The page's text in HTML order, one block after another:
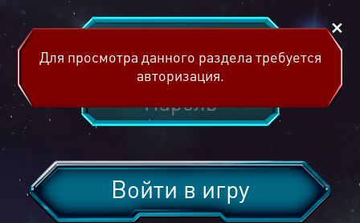
Войти в игру
Для просмотра данного раздела требуется
авторизация.